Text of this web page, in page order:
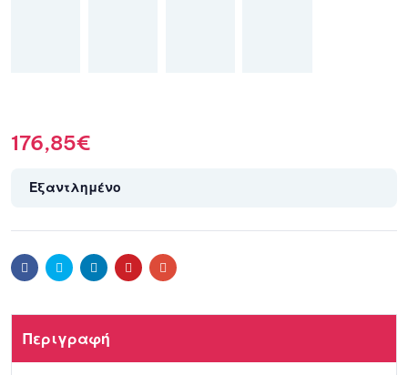
176,85€
Εξαντλημένο
FacebookTwitter LinkedinPinterestEmail
Περιγραφή